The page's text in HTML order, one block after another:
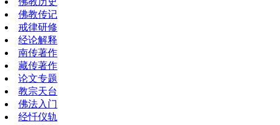
佛教传记
戒律研修
经论解释
南传著作
藏传著作
论文专题
教宗天台
佛法入门
经忏仪轨